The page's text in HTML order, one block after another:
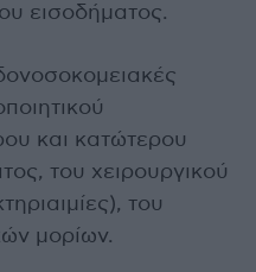
εισοδήματος.
και κατώτερου
του χειρουργικού
του
μορίων.